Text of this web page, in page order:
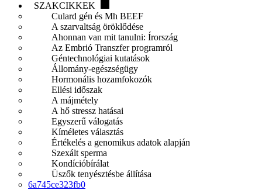
SZAKCIKKEK
Culard gén és Mh BEEF
A szarvaltság öröklődése
Ahonnan van mit tanulni: Írország
Az Embrió Transzfer programról
Géntechnológiai kutatások
Állomány-egészségügy
Hormonális hozamfokozók
Ellési időszak
A májmétely
A hő stressz hatásai
Egyszerű válogatás
Kíméletes választás
Értékelés a genomikus adatok alapján
Szexált sperma
Kondícióbírálat
Üszők tenyésztésbe állítása
6a745ce323fb0